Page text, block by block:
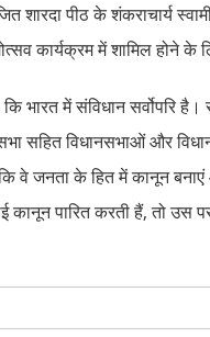
शारदा पीठ के शंकराचार्य
कार्यक्रम में शामिल होने के
भारत में संविधान सर्वोपरि है।
सहित विधानसभाओं और
वे जनता के हित में कानून
कानून पारित करती हैं, तो उस